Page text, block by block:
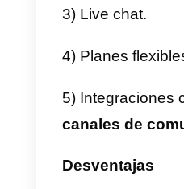
formulario
aparece en